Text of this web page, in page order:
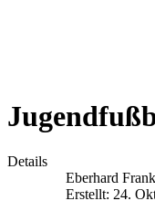
Details
Eberhard Frank
Erstellt: 24.